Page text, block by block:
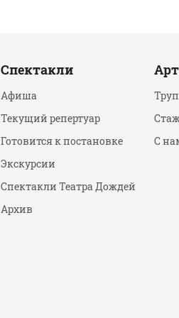
Спектакли
Афиша
Текущий репертуар
Готовится к постановке
Экскурсии
Спектакли Театра Дождей
Архив
С